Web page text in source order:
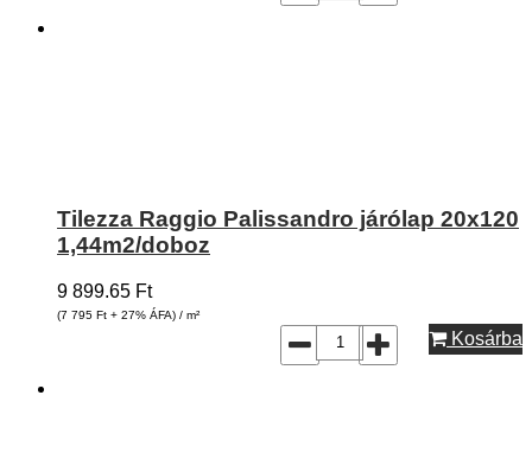
Tilezza Raggio Palissandro járólap 20x120
1,44m2/doboz
9 899.65 Ft
(7 795 Ft + 27% ÁFA) / m²
Kosárba